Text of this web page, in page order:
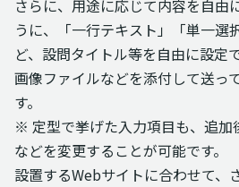
さらに、用途に応じて内容を自由
うに、「一行テキスト」「単一選
ど、設問タイトル等を自由に設定
画像ファイルなどを添付して送っ
す。
※ 定型で挙げた入力項目も、追加
などを変更することが可能です。
設置するWebサイトに合わせて、